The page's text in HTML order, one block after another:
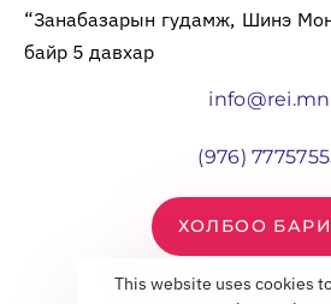
“Занабазарын гудамж, Шинэ
байр 5 давхар
info@rei.mn
(976)
ХОЛБОО
This website uses cookies